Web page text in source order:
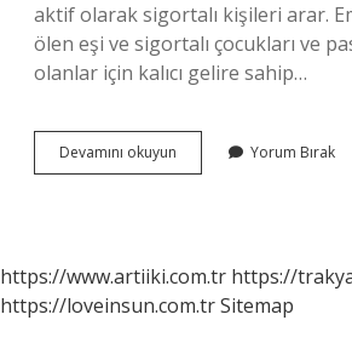
aktif olarak sigortalı kişileri arar.
ölen eşi ve sigortalı çocukları ve
olanlar için kalıcı gelire sahip…
Devamını okuyun
Devlette
Demek
Yorum Bırak
https://www.artiiki.com.tr https://
https://loveinsun.com.trSitemap